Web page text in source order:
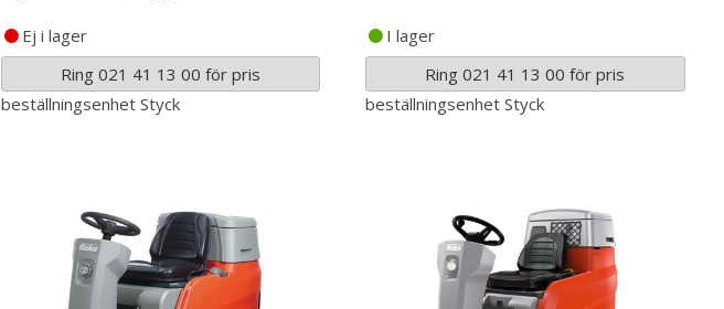
Ej i lager
Ring 021 41 13 00 för pris
beställningsenhet Styck
I lager
Ring 021 41 13 00 för pris
beställningsenhet Styck